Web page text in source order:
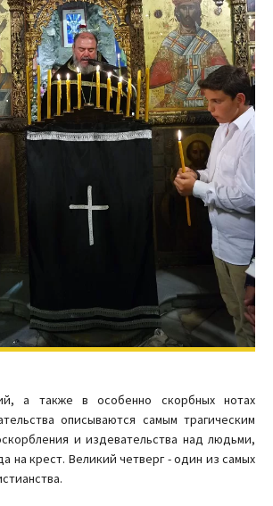
а также в особенно скорбных нотах
описываются самым трагическим
и издевательства над людьми,
на крест. Великий четверг - один из самых